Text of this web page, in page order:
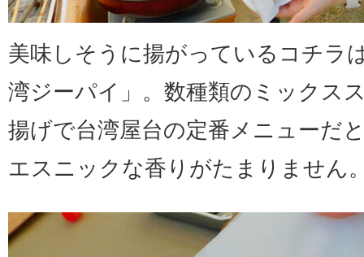
美味しそうに揚がっているコチラ
湾ジーパイ」。数種類のミックス
揚げで台湾屋台の定番メニューだ
エスニックな香りがたまりません